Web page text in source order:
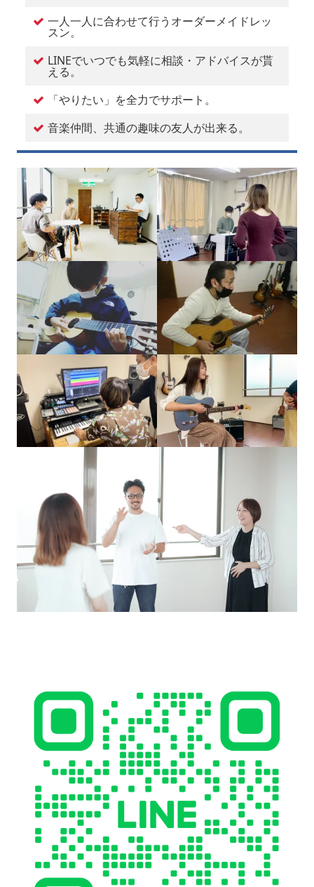
一人一人に合わせて行うオーダーメイドレッ
スン。
LINEでいつでも気軽に相談・アドバイスが貰
える。
「やりたい」を全力でサポート。
音楽仲間、共通の趣味の友人が出来る。